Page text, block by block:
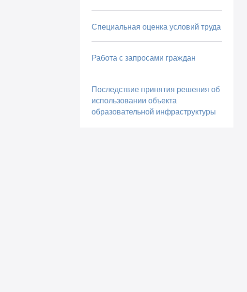
Специальная оценка условий труда
Работа с запросами граждан
Последствие принятия решения об
использовании объекта
образовательной инфраструктуры